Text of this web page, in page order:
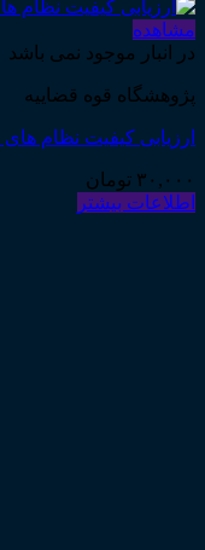
مشاهده
در انبار موجود نمی باشد
پژوهشگاه قوه قضاییه
ارزیابی کیفیت نظام
۳۰,۰۰۰ تومان
اطلاعات بیشتر